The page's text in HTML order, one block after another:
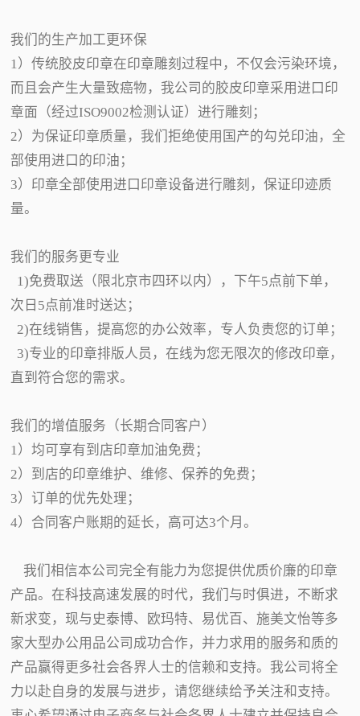
我们的生产加工更环保
1）传统胶皮印章在印章雕刻过程中，不仅会污染环境，
而且会产生大量致癌物，我公司的胶皮印章采用进口印
章面（经过ISO9002检测认证）进行雕刻；
2）为保证印章质量，我们拒绝使用国产的勾兑印油，全
部使用进口的印油；
3）印章全部使用进口印章设备进行雕刻，保证印迹质
量。
我们的服务更专业
1)免费取送（限北京市四环以内），下午5点前下单，
次日5点前准时送达；
2)在线销售，提高您的办公效率，专人负责您的订单；
3)专业的印章排版人员，在线为您无限次的修改印章，
直到符合您的需求。
我们的增值服务（长期合同客户）
1）均可享有到店印章加油免费；
2）到店的印章维护、维修、保养的免费；
3）订单的优先处理；
4）合同客户账期的延长，高可达3个月。
我们相信本公司完全有能力为您提供优质价廉的印章
产品。在科技高速发展的时代，我们与时俱进，不断求
新求变，现与史泰博、欧玛特、易优百、施美文怡等多
家大型办公用品公司成功合作，并力求用的服务和质的
产品赢得更多社会各界人士的信赖和支持。我公司将全
力以赴自身的发展与进步，请您继续给予关注和支持。